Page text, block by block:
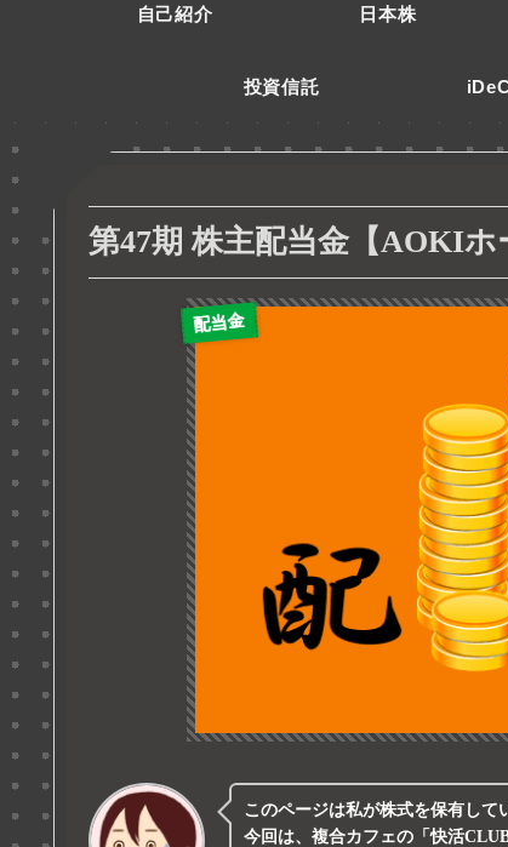
自己紹介 日本株
投資信託
第47期 株主配当金【AOKIホ
配当金
このページは私が株式を保有して
今回は、複合カフェの「快活